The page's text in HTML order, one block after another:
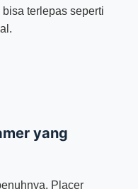
terlepas seperti
yang
Placer